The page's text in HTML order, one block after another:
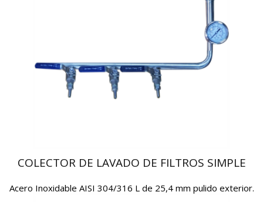
COLECTOR DE LAVADO DE FILTROS SIMPLE
Acero Inoxidable AISI 304/316 L de 25,4 mm pulido exterior.